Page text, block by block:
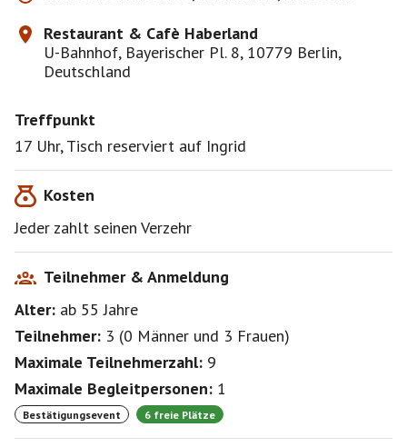
Restaurant & Cafè Haberland
U-Bahnhof, Bayerischer Pl. 8, 10779 Berlin,
Deutschland
Treffpunkt
17 Uhr, Tisch reserviert auf Ingrid
Kosten
Jeder zahlt seinen Verzehr
Teilnehmer & Anmeldung
Alter: ab 55Jahre
Teilnehmer: 3 (0 Männer und 3 Frauen)
Maximale Teilnehmerzahl: 9
Maximale Begleitpersonen: 1
Bestätigungsevent 6 freie Plätze